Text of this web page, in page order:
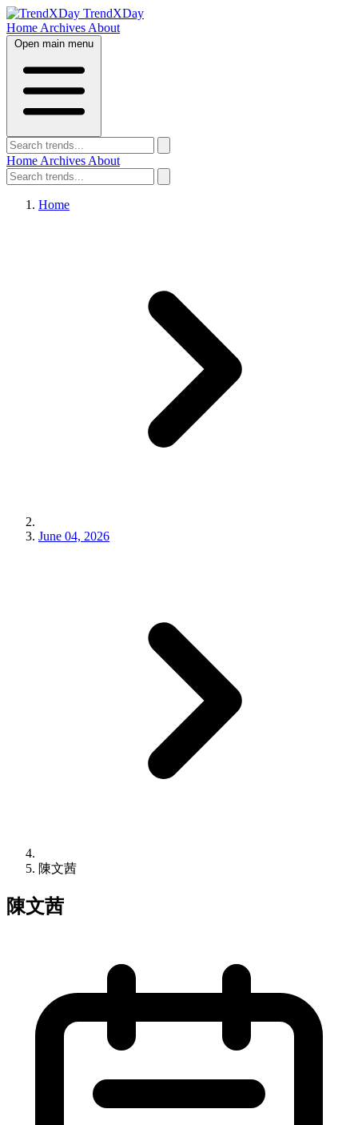
TrendXDay
Home Archives About
Open main menu
Home Archives About
Home
June 04, 2026
陳文茜
陳文茜